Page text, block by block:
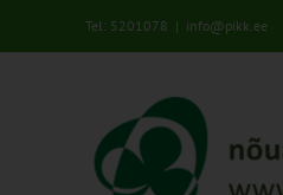
Tel: 5201078 | info@pikk.ee